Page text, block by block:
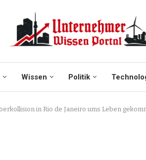
Wissen Politik
in Rio de Janeiro ums Leben